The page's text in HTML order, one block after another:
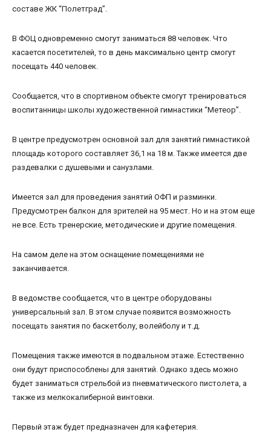
составе ЖК “Полетград”.
В ФОЦ одновременно смогут заниматься 88 человек. Что
касается посетителей, то в день максимально центр смогут
посещать 440 человек.
Сообщается, что в спортивном объекте смогут тренироваться
воспитанницы школы художественной гимнастики “Метеор”.
В центре предусмотрен основной зал для занятий гимнастикой
площадь которого составляет 36,1 на 18 м. Также имеется две
раздевалки с душевыми и санузлами.
Имеется зал для проведения занятий ОФП и разминки.
Предусмотрен балкон для зрителей на 95 мест. Но и на этом еще
не все. Есть тренерские, методические и другие помещения.
На самом деле на этом оснащение помещениями не
заканчивается.
В ведомстве сообщается, что в центре оборудованы
универсальный зал. В этом случае появится возможность
посещать занятия по баскетболу, волейболу и т.д.
Помещения также имеются в подвальном этаже. Естественно
они будут приспособлены для занятий. Однако здесь можно
будет заниматься стрельбой из пневматического пистолета, а
также из мелкокалиберной винтовки.
Первый этаж будет предназначен для кафетерия.